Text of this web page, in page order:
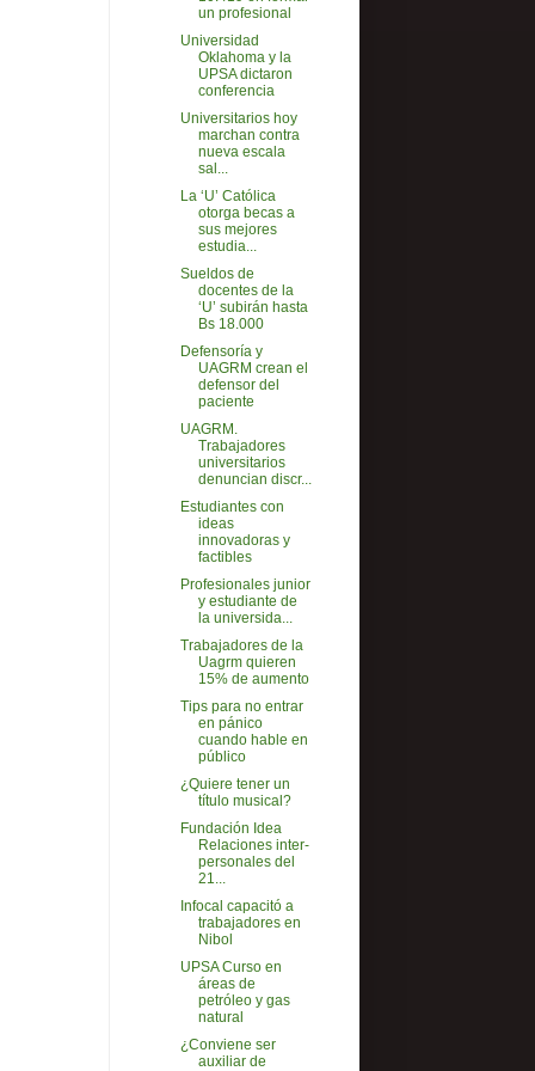
un profesional
Universidad
Oklahoma y la
UPSA dictaron
conferencia
Universitarios hoy
marchan contra
nueva escala
sal...
La ‘U’ Católica
otorga becas a
sus mejores
estudia...
Sueldos de
docentes de la
‘U’ subirán hasta
Bs 18.000
Defensoría y
UAGRM crean el
defensor del
paciente
UAGRM.
Trabajadores
universitarios
denuncian discr...
Estudiantes con
ideas
innovadoras y
factibles
Profesionales junior
y estudiante de
la universida...
Trabajadores de la
Uagrm quieren
15% de aumento
Tips para no entrar
en pánico
cuando hable en
público
¿Quiere tener un
título musical?
Fundación Idea
Relaciones inter-
personales del
21...
Infocal capacitó a
trabajadores en
Nibol
UPSA Curso en
áreas de
petróleo y gas
natural
¿Conviene ser
auxiliar de